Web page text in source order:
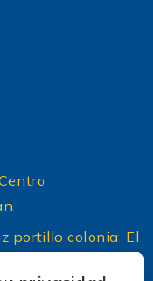
portillo colonia: El